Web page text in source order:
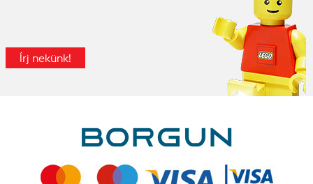
Írj nekünk!